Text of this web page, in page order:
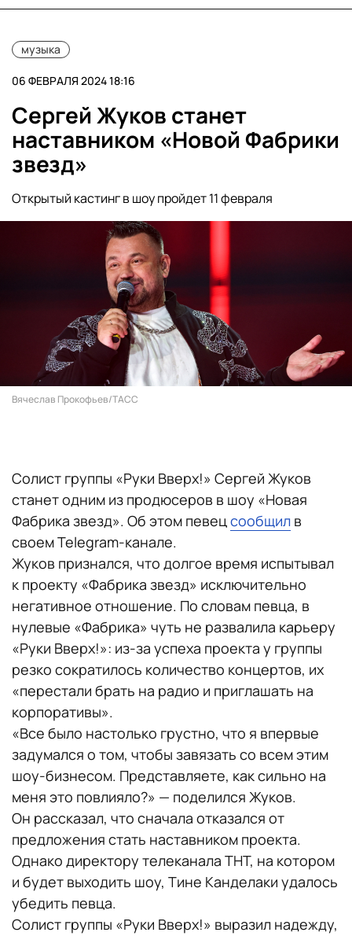
музыка
06 ФЕВРАЛЯ 2024 18:16
Сергей Жуков станет
наставником «Новой Фабрики
звезд»
Открытый кастинг в шоу пройдет 11 февраля
Вячеслав Прокофьев/ТАСС
Солист группы «Руки Вверх!» Сергей Жуков
станет одним из продюсеров в шоу «Новая
Фабрика звезд». Об этом певецсообщил в
своем Telegram-канале.
Жуков признался, что долгое время испытывал
к проекту «Фабрика звезд» исключительно
негативное отношение. По словам певца, в
нулевые «Фабрика» чуть не развалила карьеру
«Руки Вверх!»: из-за успеха проекта у группы
резко сократилось количество концертов, их
«перестали брать на радио и приглашать на
корпоративы».
«Все было настолько грустно, что я впервые
задумался о том, чтобы завязать со всем этим
шоу-бизнесом. Представляете, как сильно на
меня это повлияло?» — поделился Жуков.
Он рассказал, что сначала отказался от
предложения стать наставником проекта.
Однако директору телеканала ТНТ, на котором
и будет выходить шоу, Тине Канделаки удалось
убедить певца.
Солист группы «Руки Вверх!» выразил надежду,